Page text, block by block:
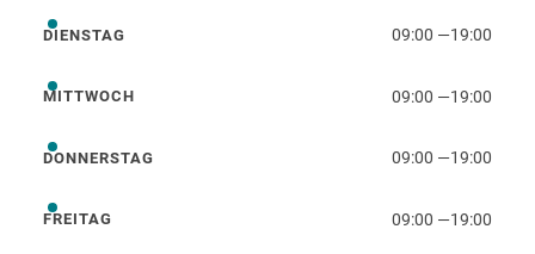
Dienstag
DIENSTAG 09:00 —19:00
Mittwoch
MITTWOCH 09:00 —19:00
Donnerstag
DONNERSTAG 09:00 —19:00
Freitag
FREITAG 09:00 —19:00